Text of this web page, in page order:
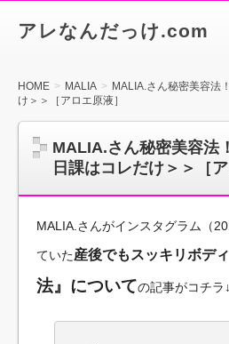
アレなんだっけ.com
HOME MALIA
MALIA.さん秘密美容法
け＞＞［アロエ原液］
MALIA.さん秘密美容法
日課はコレだけ＞＞［ア
MALIA.さんがインスタグラム（
ていた産後でもスッキリボディ
法』についての記事がコチラ